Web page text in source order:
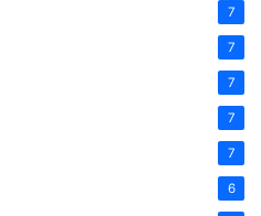
7
7
7
7
7
6